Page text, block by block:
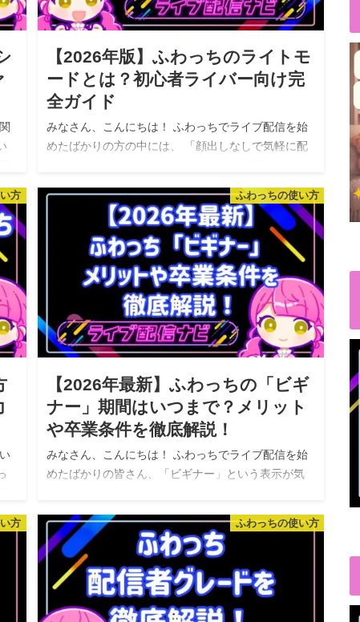
【2026年版】ふわっちのライトモ
ードとは？初心者ライバー向け完
全ガイド
みなさん、こんにちは！ ふわっちでライブ配信を始
めたばかりの方の中には、 「顔出しなしで気軽に配
しながら配信したい」 「マスク姿でもキャラを動か
したい」 と感じたことはあ…
方 ふわっちの使い方
【2026年最新】ふわっちの「ビギ
ナー」期間はいつまで？メリット
や卒業条件を徹底解説！
みなさん、こんにちは！ ふわっちでライブ配信を始
めたばかりの皆さん、「ビギナー」という表示が気
つまで続くの？」「何かメリットがあるの？」と疑
問に思っている方も多いでしょう。 …
方 ふわっちの使い方